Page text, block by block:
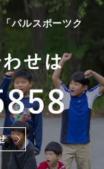
パルスポーツク